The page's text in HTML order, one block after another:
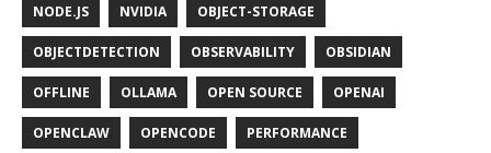
NODE.JS NVIDIA OBJECT-STORAGE
OBJECTDETECTION OBSERVABILITY OBSIDIAN
OFFLINE OLLAMA OPEN SOURCE OPENAI
OPENCLAW OPENCODE PERFORMANCE